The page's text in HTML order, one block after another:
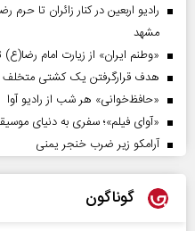
رادیو اربعین در کنار زائران تا
مشهد
«وطنم ایران» از زیارت امام
هدف قرارگرفتن یک کشتی متخلف
«حافظ‌خوانی» هر شب از رادیو آوا
«آوای فیلم»؛ سفری به دنیای
آرامکو زیر ضرب خنجر یمنی
گوناگون